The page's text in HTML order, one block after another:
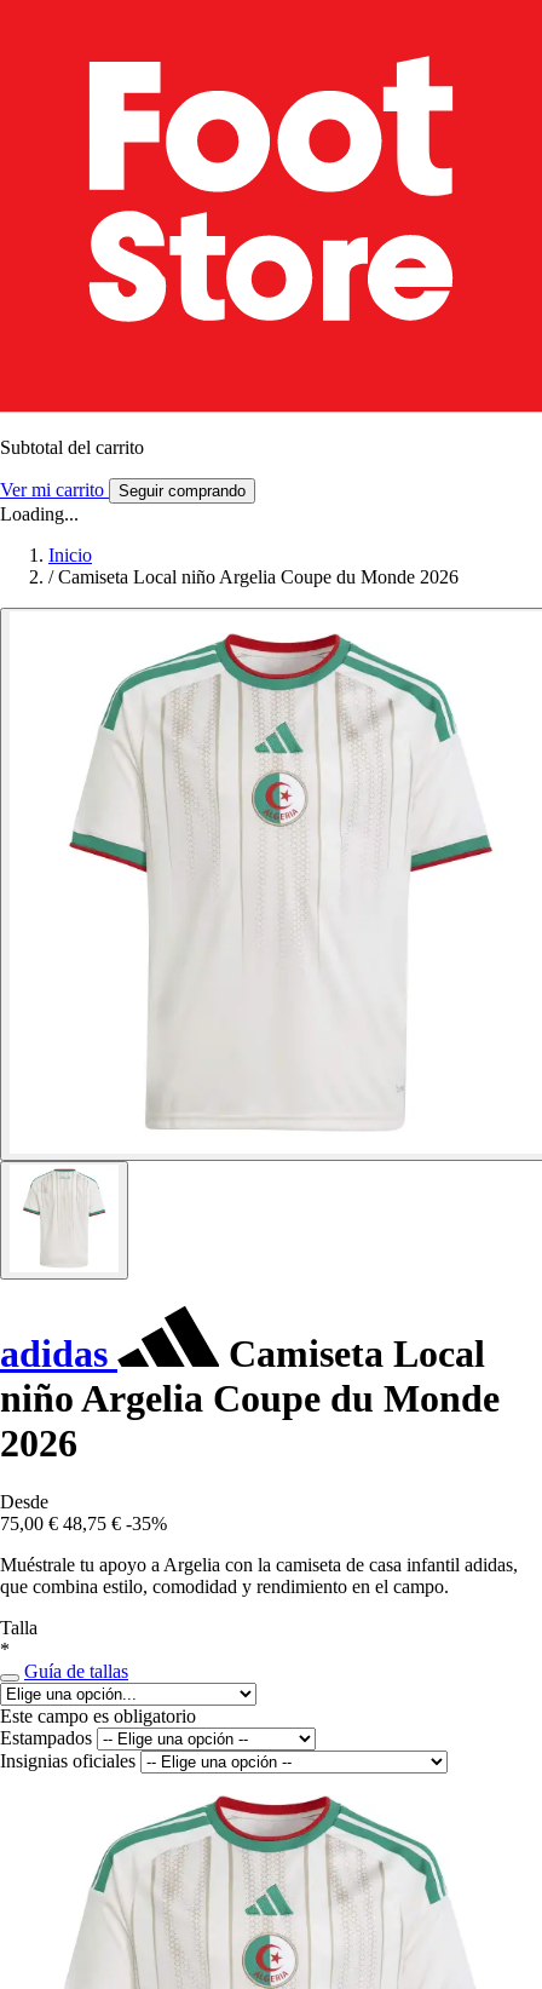
Subtotal del carrito
Ver mi carrito Seguir comprando
Loading...
Inicio
/ Camiseta Local niño Argelia Coupe du Monde 2026
adidas
Camiseta Local
niño Argelia Coupe du Monde
2026
Desde
75,00 € 48,75 € -35%
Muéstrale tu apoyo a Argelia con la camiseta de casa infantil adidas,
que combina estilo, comodidad y rendimiento en el campo.
Talla
*
Guía de tallas
Este campo es obligatorio
Estampados
Insignias oficiales